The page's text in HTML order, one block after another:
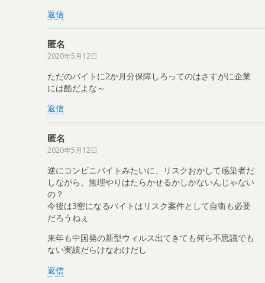
返信
匿名
2020年5月12日
ただのバイトに2か月分保障しろってのはさすがに企業
には酷だよな～
返信
匿名
2020年5月12日
逆にコンビニバイトみたいに、リスクおかして感染者だ
しながら、無理やりはたらかせるかしかないんじゃない
の？
今後は3密になるバイトはリスク案件として自衛も必要
だろうねぇ
来年も中国発の新型ウィルス出てきても何ら不思議でも
ない実績だらけなわけだし
返信